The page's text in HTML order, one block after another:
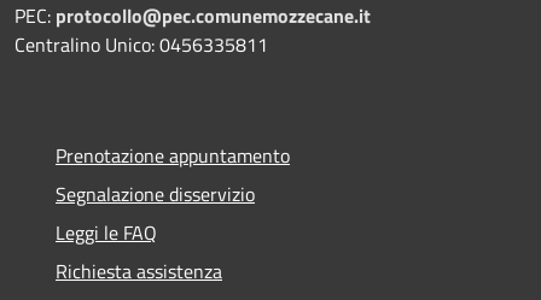
PEC: protocollo@pec.comunemozzecane.it
Centralino Unico: 0456335811
Prenotazione appuntamento
Segnalazione disservizio
Leggi le FAQ
Richiesta assistenza